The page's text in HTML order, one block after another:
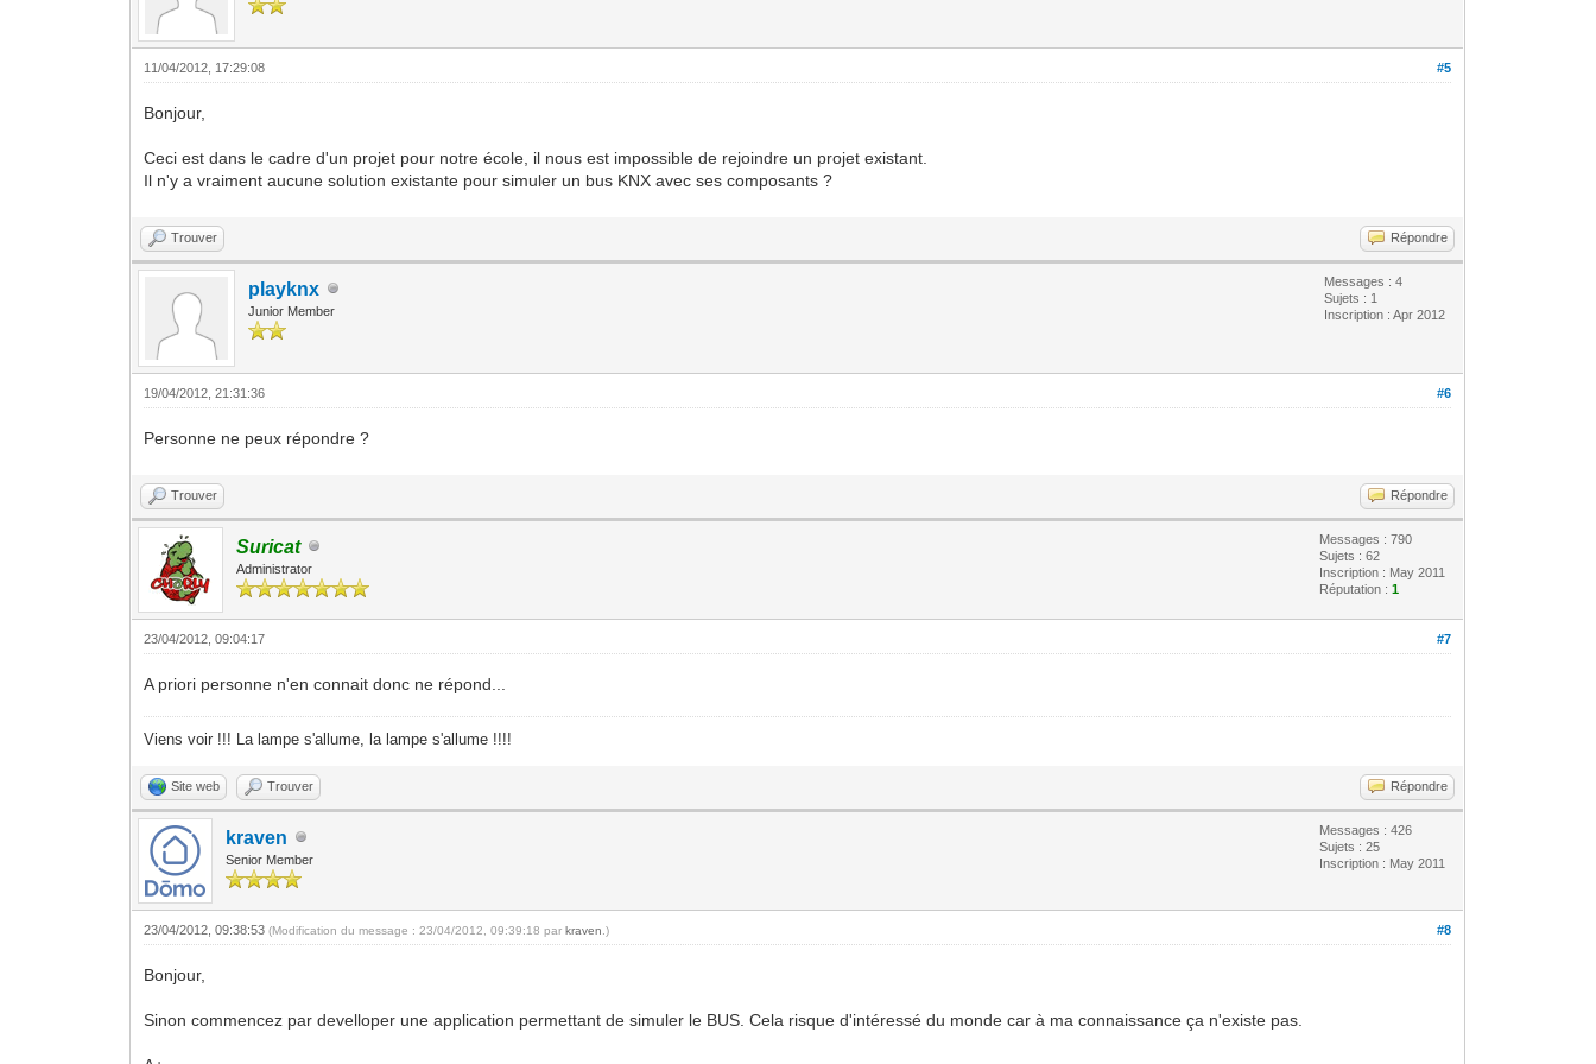
#5
11/04/2012, 17:29:08
Bonjour,
Ceci est dans le cadre d'un projet pour notre école, il nous est impossible de rejoindre un projet existant.
Il n'y a vraiment aucune solution existante pour simuler un bus KNX avec ses composants ?
Trouver Répondre
playknx
Junior Member
Messages : 4
Sujets : 1
Inscription : Apr 2012
#6
19/04/2012, 21:31:36
Personne ne peux répondre ?
Trouver Répondre
Suricat
Administrator
Messages : 790
Sujets : 62
Inscription : May 2011
Réputation :1
#7
23/04/2012, 09:04:17
A priori personne n'en connait donc ne répond...
Viens voir !!! La lampe s'allume, la lampe s'allume !!!!
Site web Trouver Répondre
kraven
Senior Member
Messages : 426
Sujets : 25
Inscription : May 2011
#8
23/04/2012, 09:38:53(Modification du message : 23/04/2012, 09:39:18 parkraven .)
Bonjour,
Sinon commencez par develloper une application permettant de simuler le BUS. Cela risque d'intéressé du monde car à ma connaissance ça n'existe pas.